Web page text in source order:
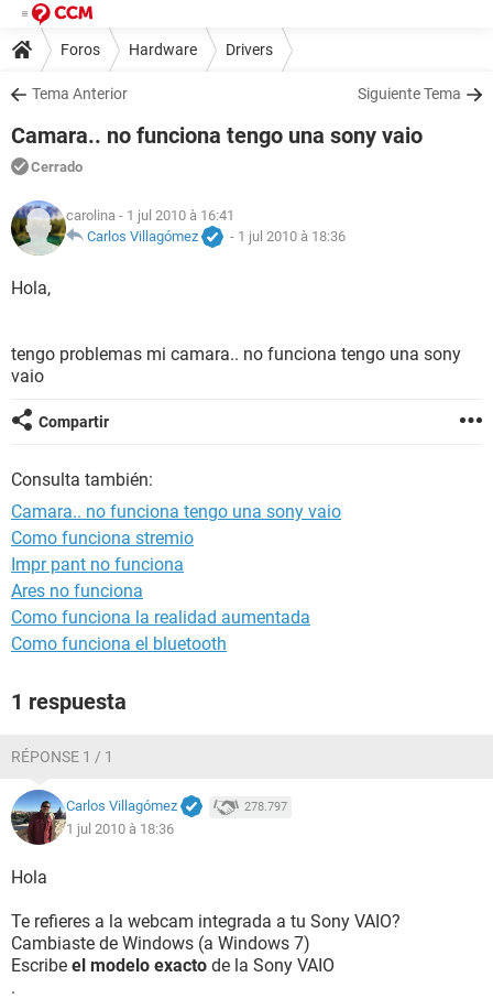
Foros Hardware Drivers
Tema Anterior Siguiente Tema
Camara.. no funciona tengo una sony vaio
Cerrado
carolina - 1 jul 2010 à 16:41
Carlos Villagómez
- 1 jul 2010 à 18:36
Hola,
tengo problemas mi camara.. no funciona tengo una sony
vaio
Compartir
Consulta también:
Camara.. no funciona tengo una sony vaio
Como funciona stremio
Impr pant no funciona
Ares no funciona
Como funciona la realidad aumentada
Como funciona el bluetooth
1 respuesta
RÉPONSE 1 / 1
Carlos Villagómez 278.797
1 jul 2010 à 18:36
Hola
Te refieres a la webcam integrada a tu Sony VAIO?
Cambiaste de Windows (a Windows 7)
Escribe el modelo exacto de la Sony VAIO
.